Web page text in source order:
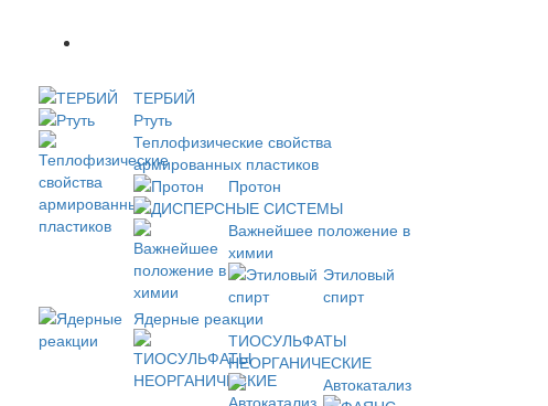
ТЕРБИЙ
Ртуть
Теплофизические свойства
армированных пластиков
Протон
ДИСПЕРСНЫЕ СИСТЕМЫ
Важнейшее положение в
химии
Этиловый
спирт
Ядерные реакции
ТИОСУЛЬФАТЫ
НЕОРГАНИЧЕСКИЕ
Автокатализ